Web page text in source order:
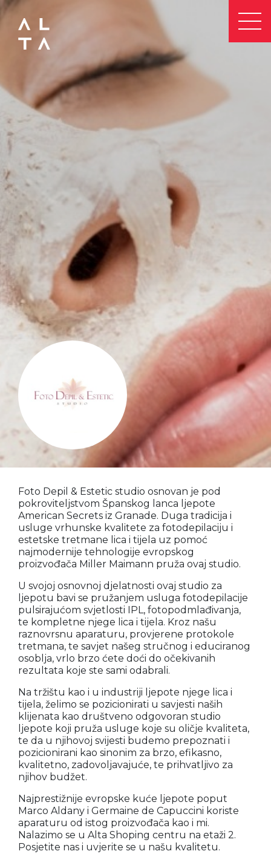
Foto Depil & Estetic studio osnovan je pod
pokroviteljstvom Španskog lanca ljepote
American Secrets iz Granade. Duga tradicija i
usluge vrhunske kvalitete za fotodepilaciju i
estetske tretmane lica i tijela uz pomoć
najmodernije tehnologije evropskog
proizvođača Miller Maimann pruža ovaj studio.
U svojoj osnovnoj djelatnosti ovaj studio za
ljepotu bavi se pružanjem usluga fotodepilacije
pulsirajućom svjetlosti IPL, fotopodmlađivanja,
te kompletne njege lica i tijela. Kroz našu
raznovrsnu aparaturu, provjerene protokole
tretmana, te savjet našeg stručnog i educiranog
osoblja, vrlo brzo ćete doći do očekivanih
rezultata koje ste sami odabrali.
Na tržištu kao i u industriji ljepote njege lica i
tijela, želimo se pozicionirati u savjesti naših
klijenata kao društveno odgovoran studio
ljepote koji pruža usluge koje su oličje kvaliteta,
te da u njihovoj svijesti budemo prepoznati i
pozicionirani kao sinonim za brzo, efikasno,
kvalitetno, zadovoljavajuće, te prihvatljivo za
njihov budžet.
Najprestižnije evropske kuće ljepote poput
Marco Aldany i Germaine de Capuccini koriste
aparaturu od istog proizvođača kao i mi.
Nalazimo se u Alta Shoping centru na etaži 2.
Posjetite nas i uvjerite se u našu kvalitetu.